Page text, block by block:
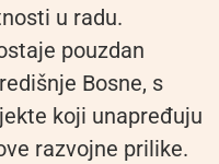
u radu.
pouzdan
Bosne, s
koji unapređuju
razvojne prilike.